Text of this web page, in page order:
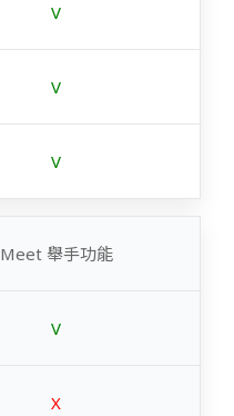
V
V
V
Meet 舉手功能
V
X